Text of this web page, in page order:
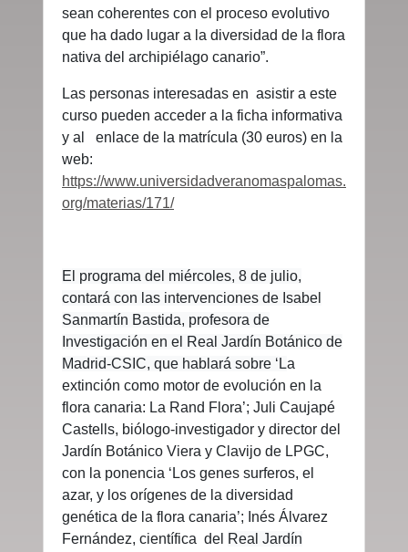
sean coherentes con el proceso evolutivo
que ha dado lugar a la diversidad de la flora
nativa del archipiélago canario”.
Las personas interesadas en asistir a este
curso pueden acceder a la ficha informativa
y al enlace de la matrícula (30 euros) en la
web:
https://www.universidadveranomaspalomas.
org/materias/171/
El programa del miércoles, 8 de julio,
contará con las intervenciones de Isabel
Sanmartín Bastida, profesora de
Investigación en el Real Jardín Botánico de
Madrid-CSIC, que hablará sobre ‘La
extinción como motor de evolución en la
flora canaria: La Rand Flora’; Juli Caujapé
Castells, biólogo-investigador y director del
Jardín Botánico Viera y Clavijo de LPGC,
con la ponencia ‘Los genes surferos, el
azar, y los orígenes de la diversidad
genética de la flora canaria’; Inés Álvarez
Fernández, científica del Real Jardín